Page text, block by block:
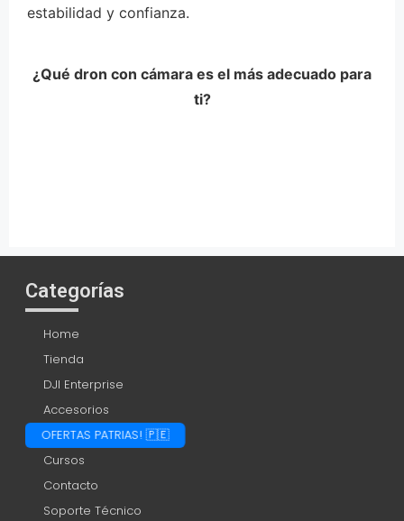
estabilidad y confianza.
¿Qué dron con cámara es el más adecuado para
ti?
Categorías
Home
Tienda
DJI Enterprise
Accesorios
OFERTAS PATRIAS! 🇵🇪
Cursos
Contacto
Soporte Técnico